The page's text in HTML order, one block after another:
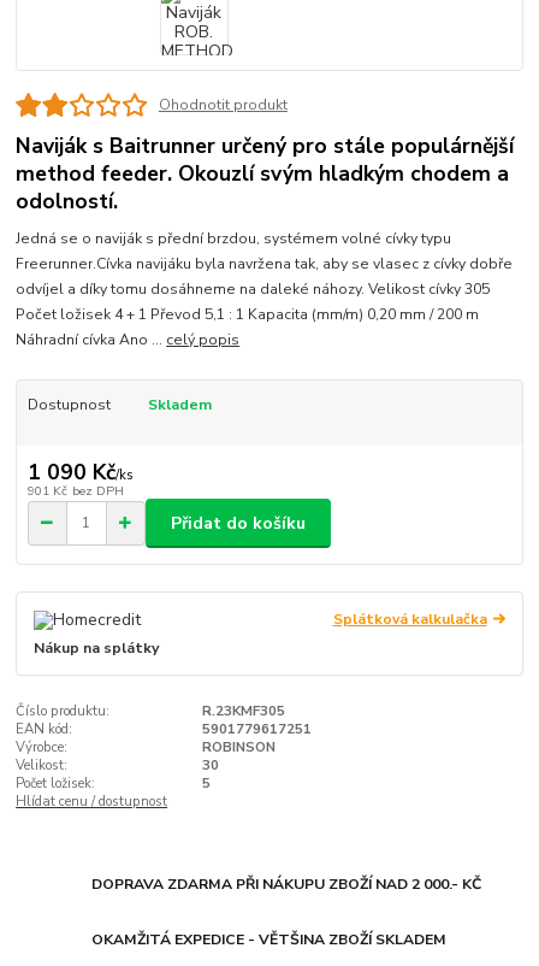
Ohodnotit produkt
Naviják s Baitrunner určený pro stále populárnější
method feeder. Okouzlí svým hladkým chodem a
odolností.
Jedná se o naviják s přední brzdou, systémem volné cívky typu
Freerunner.Cívka navijáku byla navržena tak, aby se vlasec z cívky dobře
odvíjel a díky tomu dosáhneme na daleké náhozy. Velikost cívky 305
Počet ložisek 4 + 1 Převod 5,1 : 1 Kapacita (mm/m) 0,20 mm / 200 m
Náhradní cívka Ano ... celý popis
Dostupnost Skladem
1 090 Kč/ks
901 Kč bez DPH
Přidat do košíku
Splátková kalkulačka
Nákup na splátky
Číslo produktu:
R.23KMF305
EAN kód:
5901779617251
Výrobce:
ROBINSON
Velikost:
30
Počet ložisek:
5
Hlídat cenu / dostupnost
DOPRAVA ZDARMA PŘI NÁKUPU ZBOŽÍ NAD 2 000.- KČ
OKAMŽITÁ EXPEDICE - VĚTŠINA ZBOŽÍ SKLADEM